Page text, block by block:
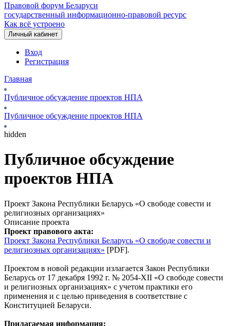
Правовой форум Беларуси
государственный информационно-правовой ресурс
Как всё устроено
Личный кабинет
Вход
Регистрация
Главная
Публичное обсуждение проектов НПА
Публичное обсуждение проектов НПА
hidden
Публичное обсуждение
проектов НПА
Проект Закона Республики Беларусь «О свободе совести и
религиозных организациях»
Описание проекта
Проект правового акта:
Проект Закона Республики Беларусь «О свободе совести и
религиозных организациях» [PDF].
Проектом в новой редакции излагается Закон Республики
Беларусь от 17 декабря 1992 г. № 2054-ХII «О свободе совести
и религиозных организациях» с учетом практики его
применения и с целью приведения в соответствие с
Конституцией Беларуси.
Прилагаемая информация: